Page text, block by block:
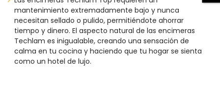
mantenimiento extremadamente bajo y nunca
necesitan sellado o pulido, permitiéndote ahorrar
tiempo y dinero. El aspecto natural de las encimeras
Techlam es inigualable, creando una sensación de
calma en tu cocina y haciendo que tu hogar se sienta
como un hotel de lujo.